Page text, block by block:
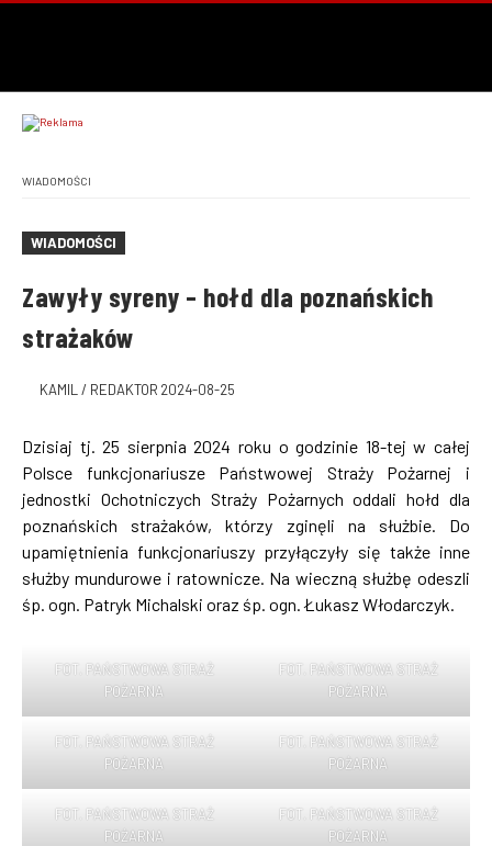
WIADOMOŚCI
WIADOMOŚCI
Zawyły syreny – hołd dla poznańskich
strażaków
KAMIL / REDAKTOR 2024-08-25
Dzisiaj tj. 25 sierpnia 2024 roku o godzinie 18-tej w całej
Polsce funkcjonariusze Państwowej Straży Pożarnej i
jednostki Ochotniczych Straży Pożarnych oddali hołd dla
poznańskich strażaków, którzy zginęli na służbie. Do
upamiętnienia funkcjonariuszy przyłączyły się także inne
służby mundurowe i ratownicze. Na wieczną służbę odeszli
śp. ogn. Patryk Michalski oraz śp. ogn. Łukasz Włodarczyk.
FOT. PAŃSTWOWA STRAŻ
POŻARNA
FOT. PAŃSTWOWA STRAŻ
POŻARNA
FOT. PAŃSTWOWA STRAŻ
POŻARNA
FOT. PAŃSTWOWA STRAŻ
POŻARNA
FOT. PAŃSTWOWA STRAŻ
POŻARNA
FOT. PAŃSTWOWA STRAŻ
POŻARNA